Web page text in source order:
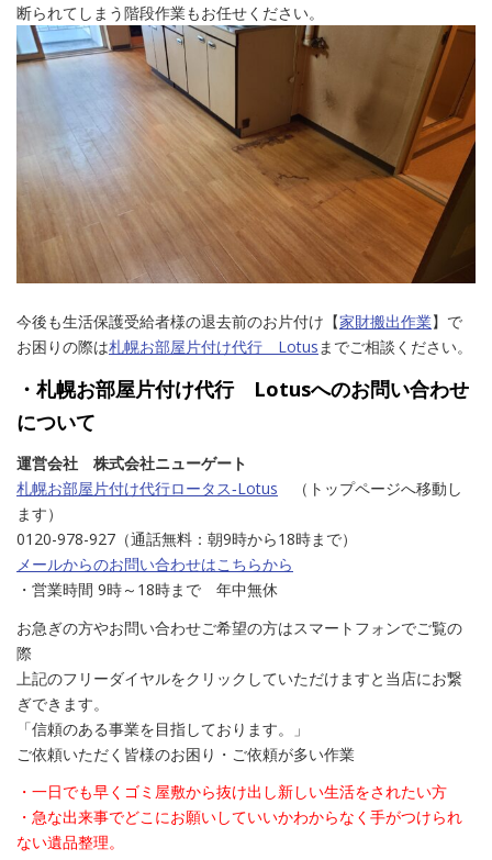
断られてしまう階段作業もお任せください。
今後も生活保護受給者様の退去前のお片付け【家財搬出作業】で
お困りの際は札幌お部屋片付け代行 Lotusまでご相談ください。
・札幌お部屋片付け代行 Lotusへのお問い合わせ
について
運営会社 株式会社ニューゲート
札幌お部屋片付け代行ロータス‐Lotus （トップページへ移動し
ます）
0120-978-927（通話無料：朝9時から18時まで）
メールからのお問い合わせはこちらから
・営業時間 9時～18時まで 年中無休
お急ぎの方やお問い合わせご希望の方はスマートフォンでご覧の
際
上記のフリーダイヤルをクリックしていただけますと当店にお繋
ぎできます。
「信頼のある事業を目指しております。」
ご依頼いただく皆様のお困り・ご依頼が多い作業
・一日でも早くゴミ屋敷から抜け出し新しい生活をされたい方
・急な出来事でどこにお願いしていいかわからなく手がつけられ
ない遺品整理。